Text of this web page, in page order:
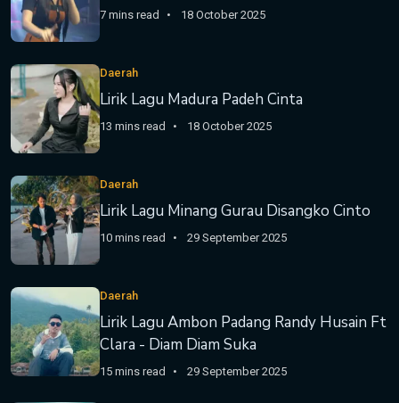
7 mins read 18 October 2025
Daerah
Lirik Lagu Madura Padeh Cinta
13 mins read 18 October 2025
Daerah
Lirik Lagu Minang Gurau Disangko Cinto
10 mins read 29 September 2025
Daerah
Lirik Lagu Ambon Padang Randy Husain Ft
Clara - Diam Diam Suka
15 mins read 29 September 2025